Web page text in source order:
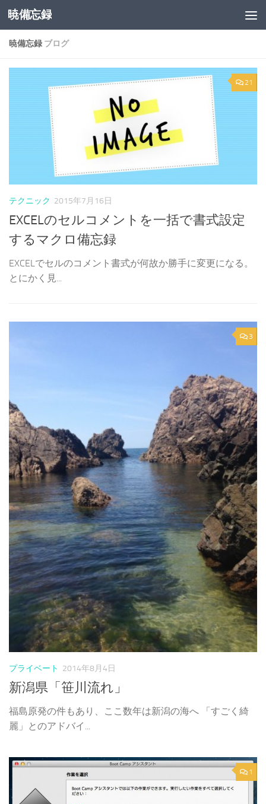
コンテンツへスキップ
暁備忘録
暁備忘録 ブログ
21
テクニック 2015年7月16日
EXCELのセルコメントを一括で書式設定
するマクロ備忘録
EXCELでセルのコメント書式が何故か勝手に変更になる。
とにかく見...
3
プライベート 2014年8月4日
新潟県「笹川流れ」
福島原発の件もあり、ここ数年は新潟の海へ 「すごく綺
麗」とのアドバイ...
1